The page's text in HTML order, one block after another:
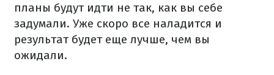
планы будут идти не так, как вы себе
задумали. Уже скоро все наладится и
результат будет еще лучше, чем вы
ожидали.